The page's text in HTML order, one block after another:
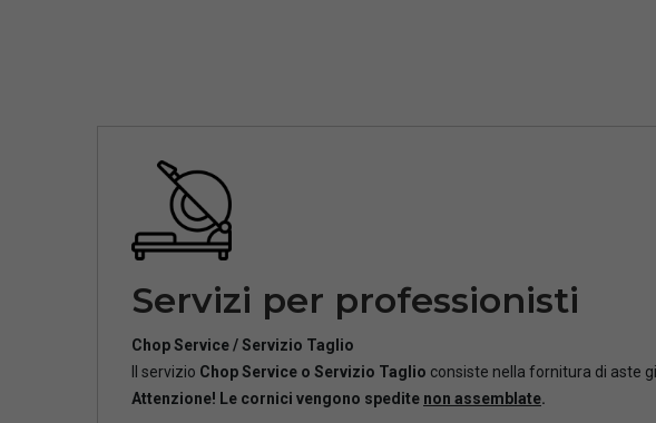
Servizi per professionisti
Chop Service / Servizio Taglio
Il servizio Chop Service o Servizio Taglio consiste nella fornitura di aste
Attenzione! Le cornici vengono spedite non assemblate.